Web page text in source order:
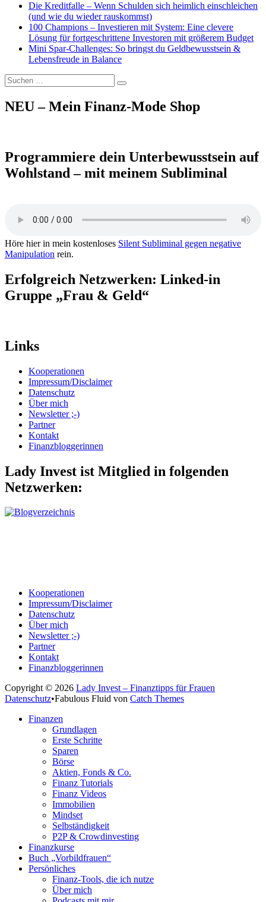
Die Kreditfalle – Wenn Schulden sich heimlich einschleichen
(und wie du wieder rauskommst)
100 Champions – Investieren mit System: Eine clevere
Lösung für fortgeschrittene Investoren mit größerem Budget
Mini Spar-Challenges: So bringst du Geldbewusstsein &
Lebensfreude in Balance
Suchen
nach:
Suchen
NEU – Mein Finanz-Mode Shop
Programmiere dein Unterbewusstsein auf
Wohlstand – mit meinem Subliminal
Höre hier in mein kostenloses Silent Subliminal gegen negative
Manipulation rein.
Erfolgreich Netzwerken: Linked-in
Gruppe „Frau & Geld“
Links
Kooperationen
Impressum/Disclaimer
Datenschutz
Über mich
Newsletter ;-)
Partner
Kontakt
Finanzbloggerinnen
Lady Invest ist Mitglied in folgenden
Netzwerken:
Kooperationen
Impressum/Disclaimer
Datenschutz
Über mich
Newsletter ;-)
Partner
Kontakt
Finanzbloggerinnen
Copyright © 2026 Lady Invest – Finanztipps für Frauen
Datenschutz•Fabulous Fluid von Catch Themes
oben
Finanzen
Grundlagen
Erste Schritte
Sparen
Börse
Aktien, Fonds & Co.
Finanz Tutorials
Finanz Videos
Immobilien
Mindset
Selbständigkeit
P2P & Crowdinvesting
Finanzkurse
Buch „Vorbildfrauen“
Persönliches
Finanz-Tools, die ich nutze
Über mich